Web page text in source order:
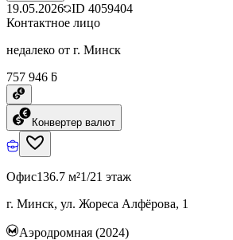
19.05.2026 ID 4059404
Контактное лицо
недалеко от г. Минск
757 946 ƃ
Конвертер валют
Офис136.7 м²1/21 этаж
г. Минск, ул. Жореса Алфёрова, 1
Аэродромная (2024)